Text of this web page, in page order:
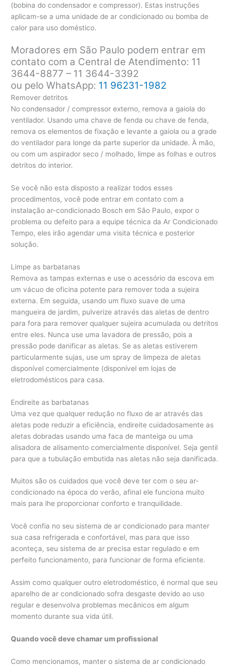
(bobina do condensador e compressor). Estas instruções
aplicam-se a uma unidade de ar condicionado ou bomba de
calor para uso doméstico.
Moradores em São Paulo podem entrar em
contato com a Central de Atendimento: 11
3644-8877 – 11 3644-3392
ou pelo WhatsApp: 11 96231-1982
Remover detritos
No condensador / compressor externo, remova a gaiola do
ventilador. Usando uma chave de fenda ou chave de fenda,
remova os elementos de fixação e levante a gaiola ou a grade
do ventilador para longe da parte superior da unidade. À mão,
ou com um aspirador seco / molhado, limpe as folhas e outros
detritos do interior.
Se você não esta disposto a realizar todos esses
procedimentos, você pode entrar em contato com a
instalação ar-condicionado Bosch em São Paulo, expor o
problema ou defeito para a equipe técnica da Ar Condicionado
Tempo, eles irão agendar uma visita técnica e posterior
solução.
Limpe as barbatanas
Remova as tampas externas e use o acessório da escova em
um vácuo de oficina potente para remover toda a sujeira
externa. Em seguida, usando um fluxo suave de uma
mangueira de jardim, pulverize através das aletas de dentro
para fora para remover qualquer sujeira acumulada ou detritos
entre eles. Nunca use uma lavadora de pressão, pois a
pressão pode danificar as aletas. Se as aletas estiverem
particularmente sujas, use um spray de limpeza de aletas
disponível comercialmente (disponível em lojas de
eletrodomésticos para casa.
Endireite as barbatanas
Uma vez que qualquer redução no fluxo de ar através das
aletas pode reduzir a eficiência, endireite cuidadosamente as
aletas dobradas usando uma faca de manteiga ou uma
alisadora de alisamento comercialmente disponível. Seja gentil
para que a tubulação embutida nas aletas não seja danificada.
Muitos são os cuidados que você deve ter com o seu ar-
condicionado na época do verão, afinal ele funciona muito
mais para lhe proporcionar conforto e tranquilidade.
Você confia no seu sistema de ar condicionado para manter
sua casa refrigerada e confortável, mas para que isso
aconteça, seu sistema de ar precisa estar regulado e em
perfeito funcionamento, para funcionar de forma eficiente.
Assim como qualquer outro eletrodoméstico, é normal que seu
aparelho de ar condicionado sofra desgaste devido ao uso
regular e desenvolva problemas mecânicos em algum
momento durante sua vida útil.
Quando você deve chamar um profissional
Como mencionamos, manter o sistema de ar condicionado